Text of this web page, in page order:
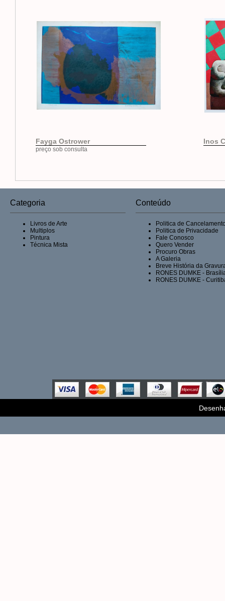
Fayga Ostrower
preço sob consulta
Inos
Categoria
Livros de Arte
Multiplos
Pintura
Técnica Mista
Conteúdo
Politica de
Politica de Privacidade
Fale Conosco
Quero Vender
Procuro Obras
A Galeria
Breve História da
RONES DUMKE -
RONES DUMKE -